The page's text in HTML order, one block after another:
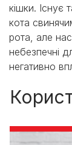
кішки.
кота
рота, але
небезпечні
негативно